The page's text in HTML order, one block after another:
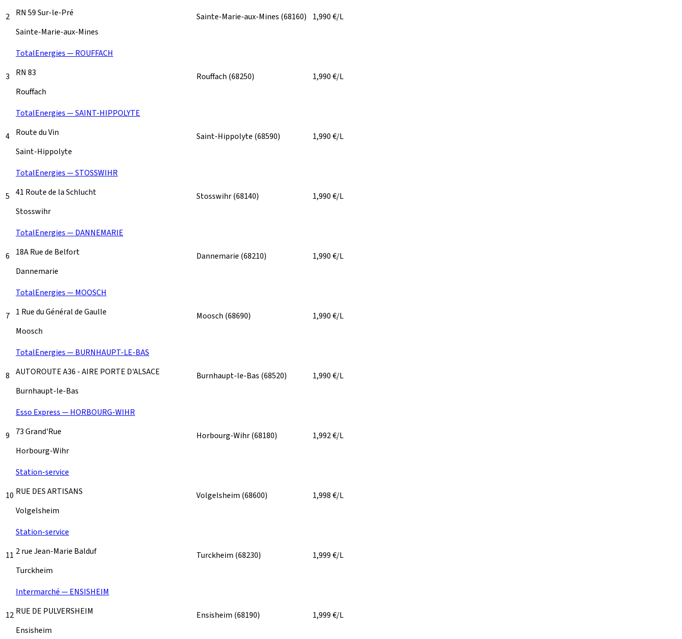
2 RN 59 Sur-le-Pré
Sainte-Marie-aux-Mines
Sainte-Marie-aux-Mines (68160) 1,990€/L
3
TotalEnergies — ROUFFACH
RN 83
Rouffach
Rouffach (68250) 1,990€/L
4
TotalEnergies — SAINT-HIPPOLYTE
Route du Vin
Saint-Hippolyte
Saint-Hippolyte (68590) 1,990€/L
5
TotalEnergies — STOSSWIHR
41 Route de la Schlucht
Stosswihr
Stosswihr(68140) 1,990€/L
6
TotalEnergies — DANNEMARIE
18A Rue de Belfort
Dannemarie
Dannemarie (68210) 1,990€/L
7
TotalEnergies — MOOSCH
1 Rue du Général de Gaulle
Moosch
Moosch (68690) 1,990€/L
8
TotalEnergies — BURNHAUPT-LE-BAS
AUTOROUTE A36 - AIRE PORTE D'ALSACE
Burnhaupt-le-Bas
Burnhaupt-le-Bas (68520) 1,990€/L
9
Esso Express — HORBOURG-WIHR
73 Grand'Rue
Horbourg-Wihr
Horbourg-Wihr(68180) 1,992€/L
10
Station-service
RUE DES ARTISANS
Volgelsheim
Volgelsheim (68600) 1,998€/L
11
Station-service
2 rue Jean-Marie Balduf
Turckheim
Turckheim (68230) 1,999€/L
12
Intermarché — ENSISHEIM
RUE DE PULVERSHEIM
Ensisheim
Ensisheim (68190) 1,999€/L